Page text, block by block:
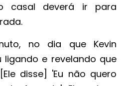
casal deverá ir para
no dia que Kevin
ligando e revelando que
disse] 'Eu não quero